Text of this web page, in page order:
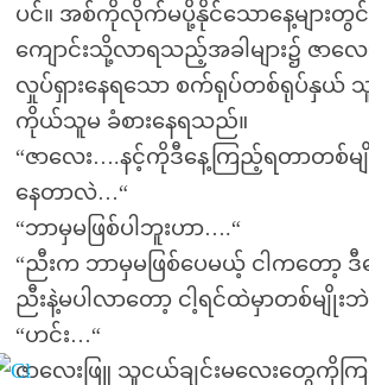
ပင်။ အစ်ကိုလိုက်မပို့နိုင်သောနေ့များတွ
ကျောင်းသို့လာရသည့်အခါများ၌ ဇာလ
လှုပ်ရှားနေရသော စက်ရုပ်တစ်ရုပ်နှယ်
ကိုယ်သူမ ခံစားနေရသည်။
“ဇာလေး….နင့်ကိုဒီနေ့ကြည့်ရတာတစ်မ
နေတာလဲ…“
“ဘာမှမဖြစ်ပါဘူးဟာ….“
“ညီးက ဘာမှမဖြစ်ပေမယ့် ငါကတော့
ညီးနဲ့မပါလာတော့ ငါ့ရင်ထဲမှာတစ်မျို
“ဟင်း…“
ဇာလေးဖြူ သူငယ်ချင်းမလေးတွေကိုကြ